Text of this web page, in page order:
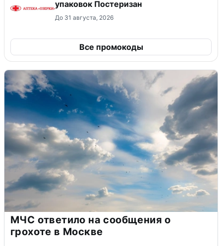
упаковок Постеризан
До 31 августа, 2026
Все промокоды
МЧС ответило на сообщения о
грохоте в Москве